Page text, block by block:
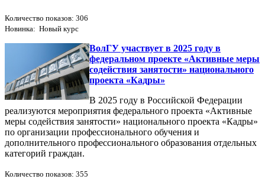
Количество показов: 306
Новинка: Новый курс
ВолГУ участвует в 2025 году в
федеральном проекте «Активные меры
содействия занятости» национального
проекта «Кадры»
В 2025 году в Российской Федерации
реализуются мероприятия федерального проекта «Активные
меры содействия занятости» национального проекта «Кадры»
по организации профессионального обучения и
дополнительного профессионального образования отдельных
категорий граждан.
Количество показов: 355